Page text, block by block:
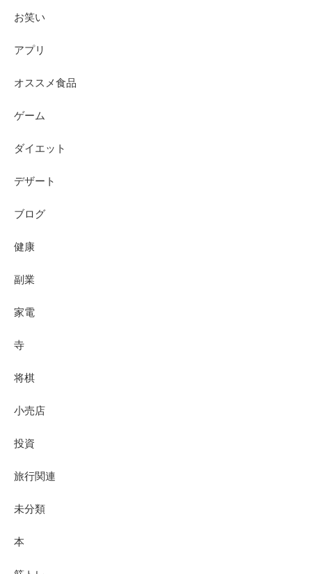
お笑い
アプリ
オススメ食品
ゲーム
ダイエット
デザート
ブログ
健康
副業
家電
寺
将棋
小売店
投資
旅行関連
未分類
本